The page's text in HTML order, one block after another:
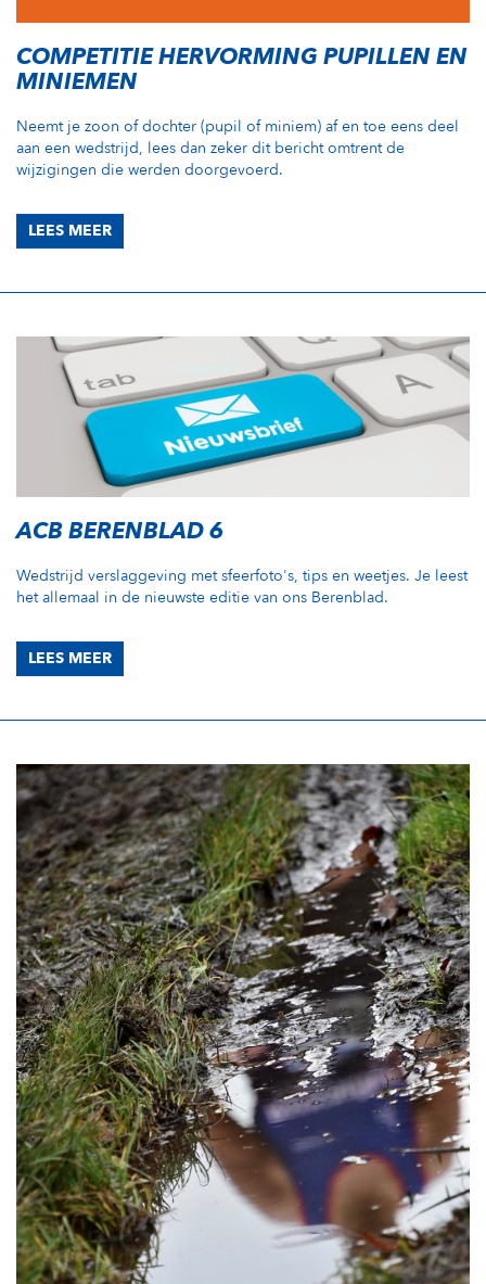
COMPETITIE HERVORMING PUPILLEN EN
MINIEMEN
Neemt je zoon of dochter (pupil of miniem) af en toe eens deel
aan een wedstrijd, lees dan zeker dit bericht omtrent de
wijzigingen die werden doorgevoerd.
LEES MEER
ACB BERENBLAD 6
Wedstrijd verslaggeving met sfeerfoto's, tips en weetjes. Je leest
het allemaal in de nieuwste editie van ons Berenblad.
LEES MEER